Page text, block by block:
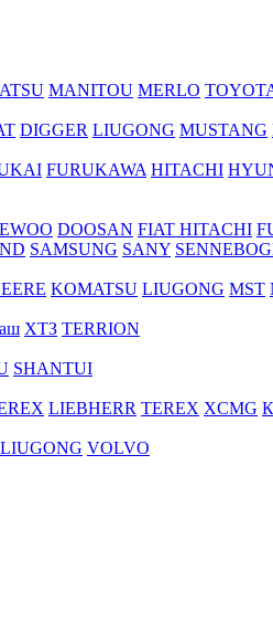
MANITOU MERLO
DIGGER LIUGONG MUSTANG
FURUKAWA HITACHI
DOOSAN FIAT HITACHI
SAMSUNG SANY
KOMATSU LIUGONG MST
ХТЗ TERRION
SHANTUI
LIEBHERR TEREX XCMG
LIUGONG VOLVO